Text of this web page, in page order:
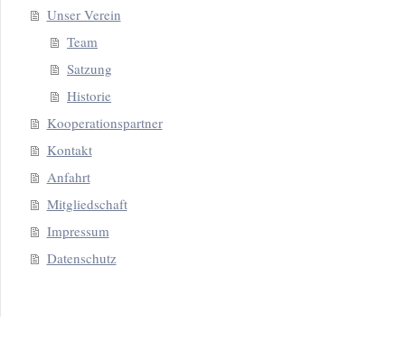
Unser Verein
Team
Satzung
Historie
Kooperationspartner
Kontakt
Anfahrt
Mitgliedschaft
Impressum
Datenschutz